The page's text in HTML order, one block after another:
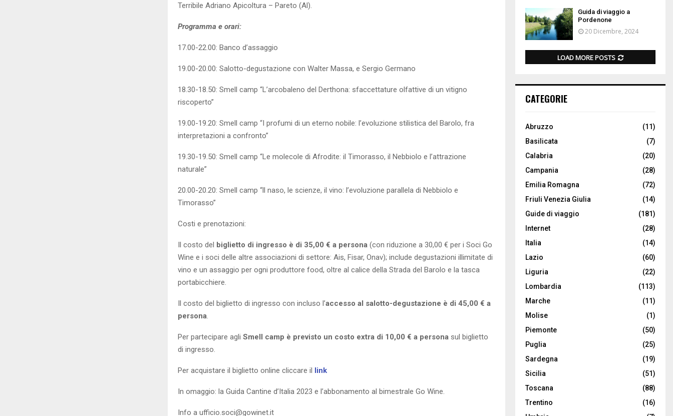
Terribile Adriano Apicoltura – Pareto (Al).
Programma e orari:
17.00-22.00: Banco d’assaggio
19.00-20.00: Salotto-degustazione con Walter Massa, e Sergio Germano
18.30-18.50: Smell camp “L’arcobaleno del Derthona: sfaccettature olfattive di un vitigno
riscoperto”
19.00-19.20: Smell camp “I profumi di un eterno nobile: l’evoluzione stilistica del Barolo, fra
interpretazioni a confronto”
19.30-19.50: Smell camp “Le molecole di Afrodite: il Timorasso, il Nebbiolo e l’attrazione
naturale”
20.00-20.20: Smell camp “ll naso, le scienze, il vino: l’evoluzione parallela di Nebbiolo e
Timorasso”
Costi e prenotazioni:
Il costo del biglietto di ingresso è di 35,00 € a persona (con riduzione a 30,00 € per i Soci Go
Wine e i soci delle altre associazioni di settore: Ais, Fisar, Onav); include degustazioni illimitate di
vino e un assaggio per ogni produttore food, oltre al calice della Strada del Barolo e la tasca
portabicchiere.
Il costo del biglietto di ingresso con incluso l’accesso al salotto-degustazione è di 45,00 € a
persona.
Per partecipare agli Smell camp è previsto un costo extra di 10,00 € a persona sul biglietto
di ingresso.
Per acquistare il biglietto online cliccare il link
In omaggio: la Guida Cantine d’Italia 2023 e l’abbonamento al bimestrale Go Wine.
Info a ufficio.soci@gowinet.it
Guida di viaggio a
Pordenone
20 Dicembre, 2024
LOAD MORE POSTS
CATEGORIE
Abruzzo
(11)
Basilicata
(7)
Calabria
(20)
Campania
(28)
Emilia Romagna
(72)
Friuli Venezia Giulia
(14)
Guide di viaggio
(181)
Internet
(28)
Italia
(14)
Lazio
(60)
Liguria
(22)
Lombardia
(113)
Marche
(11)
Molise
(1)
Piemonte
(50)
Puglia
(25)
Sardegna
(19)
Sicilia
(51)
Toscana
(88)
Trentino
(16)